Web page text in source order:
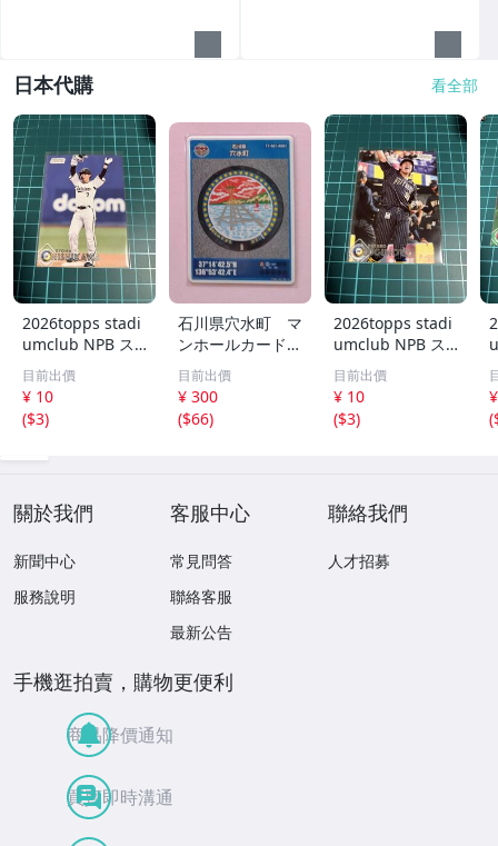
日本代購 看全部
2026topps stadi
umclub NPB ス
タジアムクラブ 1
60 オリックスバ
ファローズ 西川
龍馬
目前出價
¥ 10
($3)
石川県穴水町 マ
ンホールカード
A001 ロット00
4
目前出價
¥ 300
($66)
2026topps stadi
umclub NPB ス
タジアムクラブ 1
68 オリックスバ
ファローズ 杉本
裕太郎
目前出價
¥ 10
($3)
(
關於我們
新聞中心
服務說明
客服中心
常見問答
聯絡客服
最新公告
聯絡我們
人才招募
手機逛拍賣，購物更便利
商品降價通知
買賣即時溝通